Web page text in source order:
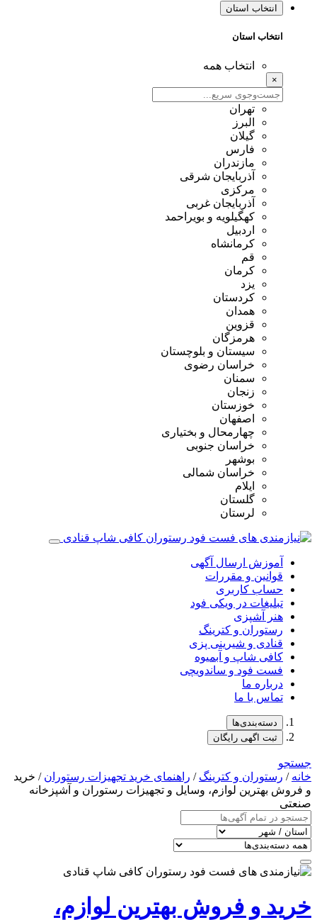
انتخاب استان
انتخاب استان
انتخاب همه
×
تهران
البرز
گیلان
فارس
مازندران
آذربایجان شرقی
مرکزی
آذربایجان غربی
کهگیلویه و بویراحمد
اردبیل
کرمانشاه
قم
کرمان
یزد
کردستان
همدان
قزوین
هرمزگان
سیستان و بلوچستان
خراسان رضوی
سمنان
زنجان
خوزستان
اصفهان
چهارمحال و بختیاری
خراسان جنوبی
بوشهر
خراسان شمالی
ایلام
گلستان
لرستان
آموزش ارسال آگهی
قوانین و مقررات
حساب کاربری
تبلیغات در ویکی فود
هنر آشپزی
رستوران و کترینگ
قنادی و شیرینی پزی
کافی شاپ و آبمیوه
فست فود و ساندویچی
درباره ما
تماس با ما
دسته‌بندی‌ها
ثبت اگهی رایگان
جستجو
خانه / رستوران و کترینگ / راهنمای خرید تجهیزات رستوران / خرید
و فروش بهترین لوازم، وسایل و تجهیزات رستوران و آشپزخانه
صنعتی
خرید و فروش بهترین لوازم،